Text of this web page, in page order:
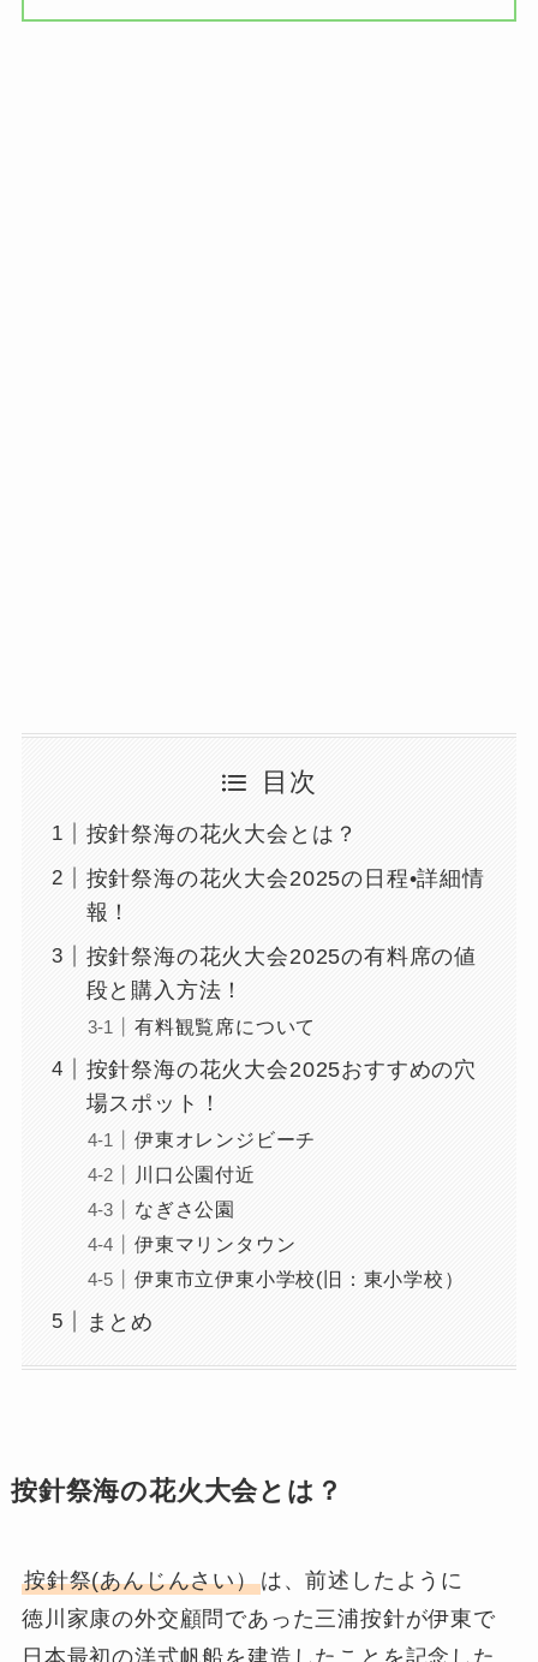
目次
按針祭海の花火大会とは？
按針祭海の花火大会2025の日程•詳細情
報！
按針祭海の花火大会2025の有料席の値
段と購入方法！
有料観覧席について
按針祭海の花火大会2025おすすめの穴
場スポット！
伊東オレンジビーチ
川口公園付近
なぎさ公園
伊東マリンタウン
伊東市立伊東小学校(旧：東小学校）
まとめ
按針祭海の花火大会とは？
按針祭(あんじんさい）は、前述したように
徳川家康の外交顧問であった三浦按針が伊東で